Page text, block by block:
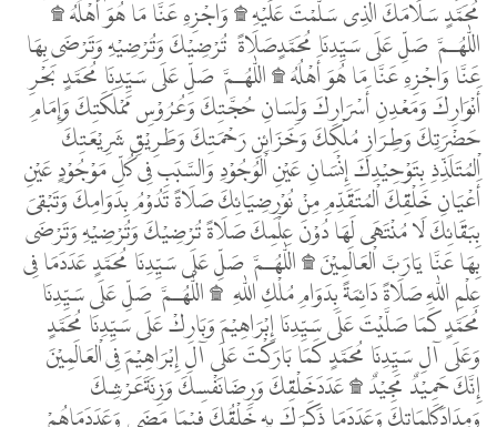
مُحَمَّدٍ سَلَامَكَ الَّذِى سَلَّمْتَ عَلَيْهِ ۩ وَاجْزِهِ عَنَّا مَا هُوَ أَهْلُهُ ۩
اللّٰهُـمَّ صَلِّ عَلَى سَيِّدِنَا مُحَمَّدٍصَلَاةً تُرْضِيْكَ وَتُرْضِيْهِ وَتَرْضَى بِهَا
عَنَّا وَاجْزِهِ عَنَّا مَا هُوَ أَهْلُهُ ۩ اللّٰهُـمَّ صَلِّ عَلَى سَيِّدِنَا مُحَمَّدٍ بَحْرِ
أَنْوَارِكَ وَمَعْدِنِ أَسْرَارِكَ وَلِسَانِ حُجَّتِكَ وَعُرُوْسِ مَمْلَكَتِكَ وَإِمَامِ
حَضْرَتِكَ وَطِرَازِ مُلْكِكَ وَخَزَائِنِ رَحْمَتِكَ وَطَرِيْقِ شَرِيْعَتِكَ
اْلمُتَلَذِّذِ بِتَوْحِيْدِكَ إِنْسَانِ عَيْنِ اْلوُجُوْدِ وَالسَّبَبِ فِى كُلِّ مَوْجُوْدٍ عَيْنِ
أَعْيَانِ خَلْقِكَ اْلمُتَقَدِّمِ مِنْ نُوْرِضِيَائِكَ صَلَاةً تَدُوْمُ بِدَوَامِكَ وَتَبْقىَ
بِبَقَائِكَ لَا مُنْتَهَى لَهَا دُوْنَ عِلْمِكَ صَلَاةً تُرْضِيْكَ وَتُرْضِيْهِ وَتَرْضَى
بِهَا عَنَّا يَارَبَّ اْلعَالَمِيْنَ ۩ اللّٰهُـمَّ صَلِّ عَلَى سَيِّدِنَا مُحَمَّدٍ عَدَدَمَا فِى
عِلْمِ اللّٰهِ صَلَاةً دَائِمَةً بِدَوَامِ مُلْكِ اللّٰهِ ۩ اللّٰهُـمَّ صَلِّ عَلَى سَيِّدِنَا
مُحَمَّدٍ كَمَا صَلَّيْتَ عَلَى سَيِّدِنَا إِبْرَاهِيْمَ وَبَارِكْ عَلَى سَيِّدِنَا مُحَمَّدٍ
وَعَلَى آلِ سَيِّدِنَا مُحَمَّدٍ كَمَا بَارَكْتَ عَلَى آلِ إِبْرَاهِيْمَ فِى اْلعَالَمِيْنَ
إِنَّكَ حَمِيْدٌ مَجِيْدٌ ۩ عَدَدَخَلْقِكَ وَرِضَانَفْسِكَ وَزِنَةَعَرْشِكَ
وَمِدَادَكَلِمَاتِكَ وَعَدَدَمَا ذَكَرَكَ بِهِ خَلْقُكَ فِيْمَا مَضَى وَعَدَدَمَاهُمْ